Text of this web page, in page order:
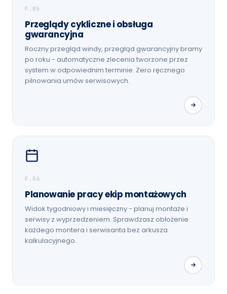
F.05
Przeglądy cykliczne i obsługa
gwarancyjna
Roczny przegląd windy, przegląd gwarancyjny bramy
po roku - automatyczne zlecenia tworzone przez
system w odpowiednim terminie. Zero ręcznego
pilnowania umów serwisowych.
F.06
Planowanie pracy ekip montażowych
Widok tygodniowy i miesięczny - planuj montaże i
serwisy z wyprzedzeniem. Sprawdzasz obłożenie
każdego montera i serwisanta bez arkusza
kalkulacyjnego.